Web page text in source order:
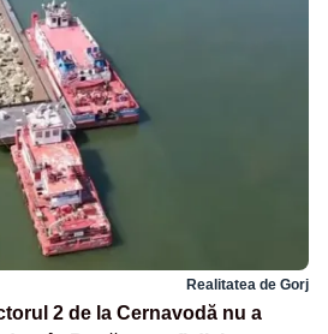
Realitatea de Gorj
2 de la Cernavodă nu a